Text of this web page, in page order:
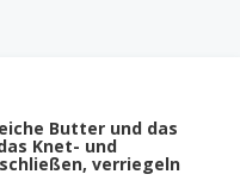
Butter und das
Knet- und
verriegeln